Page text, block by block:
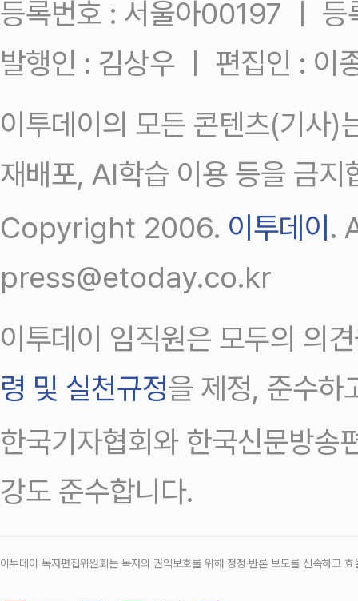
등록번호 : 서울아00197 ㅣ
발행인 : 김상우 ㅣ 편집인 : 이
이투데이의 모든 콘텐츠(기사)
재배포, AI학습 이용 등을 금지
Copyright 2006. 이투데이 .
press@etoday.co.kr
이투데이 임직원은 모두의 의
령 및 실천규정을 제정, 준수하
한국기자협회와 한국신문방송
강도 준수합니다.
이투데이 독자편집위원회는 독자의 권익보호를 위해 정정‧반론 보도를 신속하고